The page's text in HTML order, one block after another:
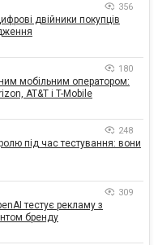
356
двійники покупців
180
мобільним оператором:
AT&T і T-Mobile
248
під час тестування: вони
309
тестує рекламу з
бренду